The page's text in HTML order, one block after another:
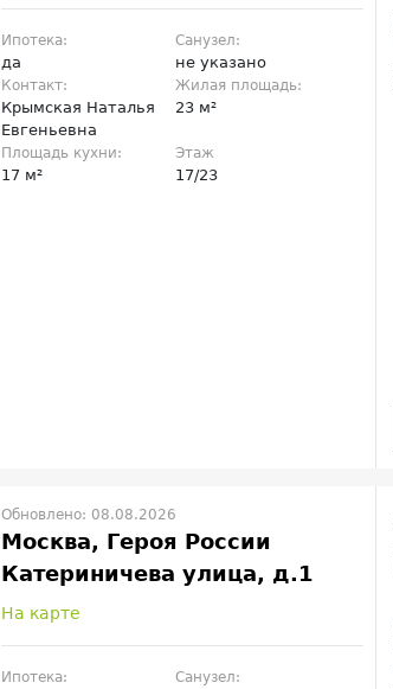
Ипотека:
да
Санузел:
не указано
Контакт:
Крымская Наталья
Евгеньевна
Жилая площадь:
23 м²
Площадь кухни:
17 м²
Этаж
17/23
Обновлено: 08.08.2026
Москва, Героя России
Катериничева улица, д.1
На карте
Ипотека: Санузел: